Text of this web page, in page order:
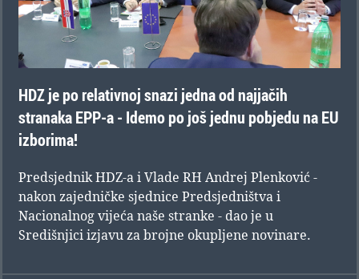
HDZ je po relativnoj snazi jedna od najjačih
stranaka EPP-a - Idemo po još jednu pobjedu na EU
izborima!
Predsjednik HDZ-a i Vlade RH Andrej Plenković -
nakon zajedničke sjednice Predsjedništva i
Nacionalnog vijeća naše stranke - dao je u
Središnjici izjavu za brojne okupljene novinare.